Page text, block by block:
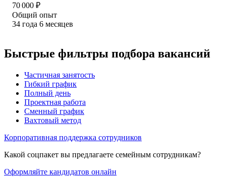
70 000 ₽
Общий опыт
34 года 6 месяцев
Быстрые фильтры подбора вакансий
Частичная занятость
Гибкий график
Полный день
Проектная работа
Сменный график
Вахтовый метод
Корпоративная поддержка сотрудников
Какой соцпакет вы предлагаете семейным сотрудникам?
Оформляйте кандидатов онлайн